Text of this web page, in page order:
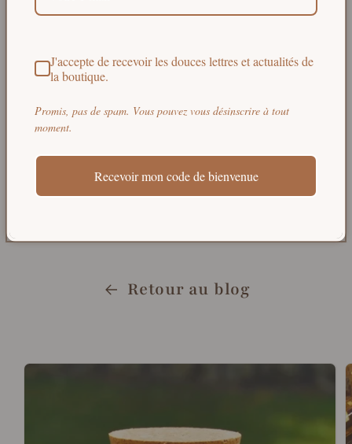
un savon doux sur la peau, un rire partagé :
Ralentir, savourer l’instant présent, se
cela, un été éthique selon
Et vous, quels sont vos petits bonheurs slow,
sensoriels ou zéro déchet pendant la saison
Retour au blog
J'accepte de recevoir les douces lettres et actualités de
la boutique.
Promis, pas de spam. Vous pouvez vous désinscrire à tout
moment.
Recevoir mon code de bienvenue